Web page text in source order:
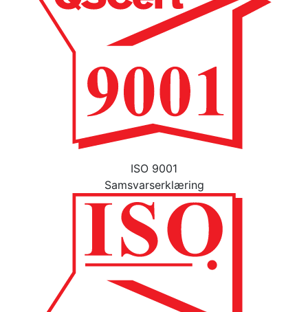
ISO 9001
Samsvarserklæring